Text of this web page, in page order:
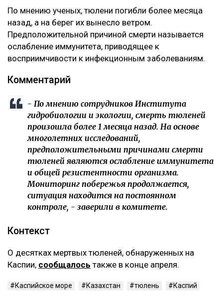
По мнению ученых, тюлени погибли более месяца
назад, а на берег их вынесло ветром.
Предположительной причиной смерти называется
ослабление иммунитета, приводящее к
восприимчивости к инфекционным заболеваниям.
Комментарий
- По мнению сотрудников Института
гидробиологии и экологии, смерть тюленей
произошла более 1 месяца назад. На основе
многолетних исследований,
предположительными причинами смерти
тюленей являются ослабление иммунитета
и общей резистентности организма.
Мониторинг побережья продолжается,
ситуация находится на постоянном
контроле, - заверили в комитете.
Контекст
О десятках мертвых тюленей, обнаруженных на
Каспии, сообщалось также в конце апреля.
Каспийское море Казахстан тюлень Каспий